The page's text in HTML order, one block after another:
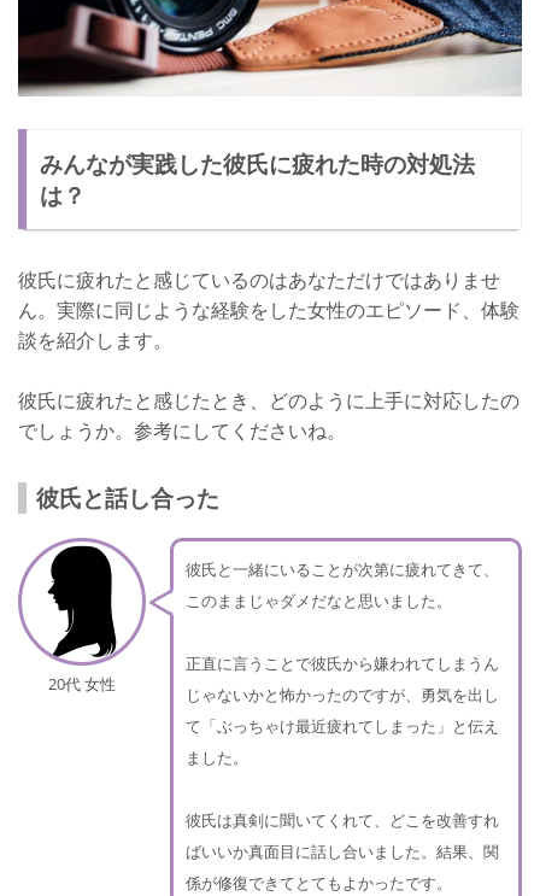
みんなが実践した彼氏に疲れた時の対処法
は？
彼氏に疲れたと感じているのはあなただけではありませ
ん。実際に同じような経験をした女性のエピソード、体験
談を紹介します。
彼氏に疲れたと感じたとき、どのように上手に対応したの
でしょうか。参考にしてくださいね。
彼氏と話し合った
20代 女性
彼氏と一緒にいることが次第に疲れてきて、
このままじゃダメだなと思いました。
正直に言うことで彼氏から嫌われてしまうん
じゃないかと怖かったのですが、勇気を出し
て「ぶっちゃけ最近疲れてしまった」と伝え
ました。
彼氏は真剣に聞いてくれて、どこを改善すれ
ばいいか真面目に話し合いました。結果、関
係が修復できてとてもよかったです。